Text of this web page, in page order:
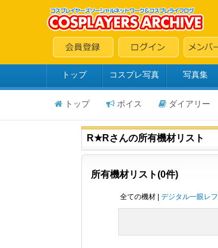
トップ コスプレ写真 写真集
トップ ボイス ダイアリー
R★Rさんの所有機材リスト
所有機材リスト(0件)
全ての機材 | デジタル一眼レフ